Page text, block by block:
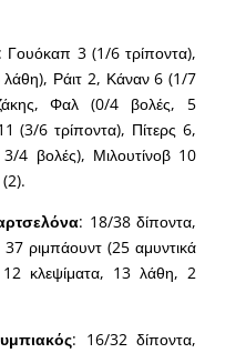
3 (1/6 τρίποντα),
λάθη), Ράιτ 2, Κάναν 6 (1/7
Φαλ (0/4 βολές, 5
(3/6 τρίποντα), Πίτερς 6,
4 βολές), Μιλουτίνοβ 10
: 18/38 δίποντα,
ριμπάουντ (25 αμυντικά
κλεψίματα, 13 λάθη, 2
: 16/32 δίποντα,